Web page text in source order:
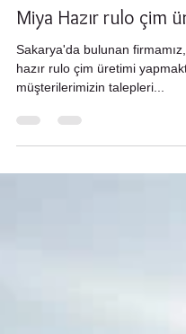
21 Mar 2023
1
Miya Hazır rulo çim
Sakarya'da bulunan firmamız,
müşterilerimizin talepleri...